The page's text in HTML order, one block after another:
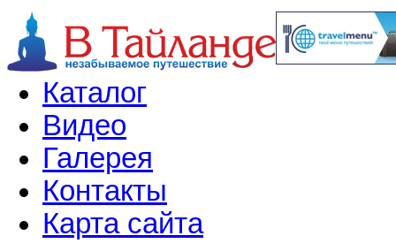
Каталог
Видео
Галерея
Контакты
Карта сайта